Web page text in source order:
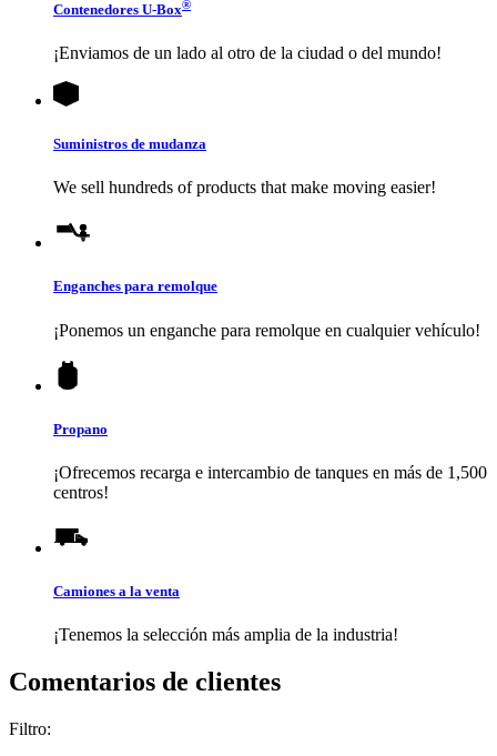
Contenedores U-Box®
¡Enviamos de un lado al otro de la ciudad o del mundo!
Suministros de mudanza
We sell hundreds of products that make moving easier!
Enganches para remolque
¡Ponemos un enganche para remolque en cualquier vehículo!
Propano
¡Ofrecemos recarga e intercambio de tanques en más de 1,500
centros!
Camiones a la venta
¡Tenemos la selección más amplia de la industria!
Comentarios de clientes
Filtro: